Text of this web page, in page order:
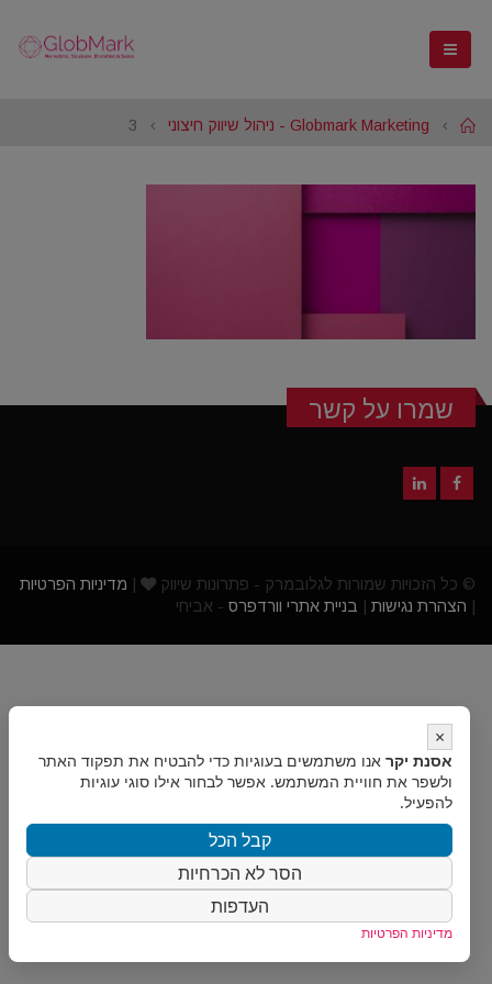
Home
Globmark Marketing - ניהול שיווק חיצוני 3
שמרו על קשר
© כל הזכויות שמורות לגלובמרק - פתרונות שיווק
מדיניות הפרטיות
הצהרת נגישות בניית אתרי וורדפרס - אביחי
×
אסנת יקר אנו משתמשים בעוגיות כדי להבטיח את תפקוד האתר
ולשפר את חוויית המשתמש. אפשר לבחור אילו סוגי עוגיות
להפעיל.
קבל הכל
הסר לא הכרחיות
העדפות
מדיניות הפרטיות